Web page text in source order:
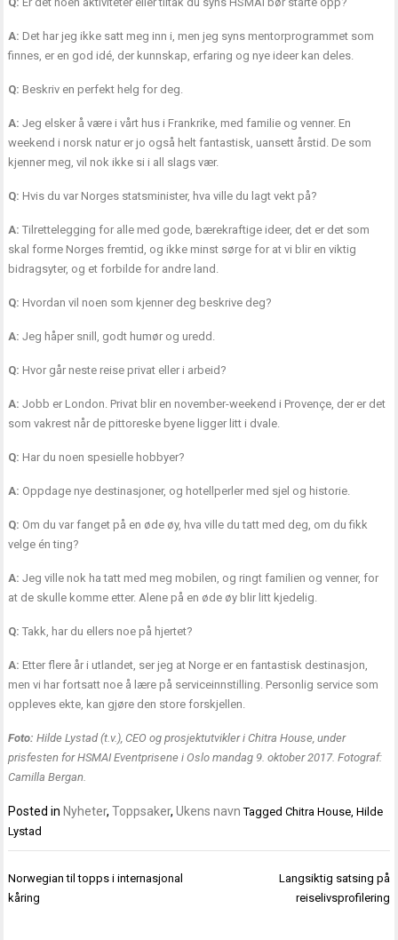
A: Det har jeg ikke satt meg inn i, men jeg syns mentorprogrammet som
finnes, er en god idé, der kunnskap, erfaring og nye ideer kan deles.
Q: Beskriv en perfekt helg for deg.
A: Jeg elsker å være i vårt hus i Frankrike, med familie og venner. En
weekend i norsk natur er jo også helt fantastisk, uansett årstid. De som
kjenner meg, vil nok ikke si i all slags vær.
Q: Hvis du var Norges statsminister, hva ville du lagt vekt på?
A: Tilrettelegging for alle med gode, bærekraftige ideer, det er det som
skal forme Norges fremtid, og ikke minst sørge for at vi blir en viktig
bidragsyter, og et forbilde for andre land.
Q: Hvordan vil noen som kjenner deg beskrive deg?
A: Jeg håper snill, godt humør og uredd.
Q: Hvor går neste reise privat eller i arbeid?
A: Jobb er London. Privat blir en november-weekend i Provençe, der er det
som vakrest når de pittoreske byene ligger litt i dvale.
Q: Har du noen spesielle hobbyer?
A: Oppdage nye destinasjoner, og hotellperler med sjel og historie.
Q: Om du var fanget på en øde øy, hva ville du tatt med deg, om du fikk
velge én ting?
A: Jeg ville nok ha tatt med meg mobilen, og ringt familien og venner, for
at de skulle komme etter. Alene på en øde øy blir litt kjedelig.
Q: Takk, har du ellers noe på hjertet?
A: Etter flere år i utlandet, ser jeg at Norge er en fantastisk destinasjon,
men vi har fortsatt noe å lære på serviceinnstilling. Personlig service som
oppleves ekte, kan gjøre den store forskjellen.
Foto: Hilde Lystad (t.v.), CEO og prosjektutvikler i Chitra House, under
prisfesten for HSMAI Eventprisene i Oslo mandag 9. oktober 2017. Fotograf:
Camilla Bergan.
Posted in Nyheter,Toppsaker,Ukens navn TaggedChitra House,Hilde
Lystad
Innleggsnavigasjon
Norwegian til topps i internasjonal
kåring
Langsiktig satsing på
reiselivsprofilering